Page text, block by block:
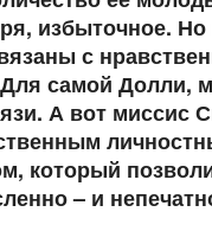
избыточное.
с
самой Долли,
А вот миссис
который
– и